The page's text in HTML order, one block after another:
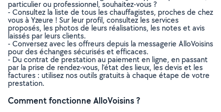
particulier ou professionnel, souhaitez-vous ?
- Consultez la liste de tous les chauffagistes, proches de chez
vous à Yzeure ! Sur leur profil, consultez les services
proposés, les photos de leurs réalisations, les notes et avis
laissés par leurs clients.
- Conversez avec les offreurs depuis la messagerie AlloVoisins
pour des échanges sécurisés et efficaces.
- Du contrat de prestation au paiement en ligne, en passant
par la prise de rendez-vous, l’état des lieux, les devis et les
factures : utilisez nos outils gratuits à chaque étape de votre
prestation.
Comment fonctionne AlloVoisins ?